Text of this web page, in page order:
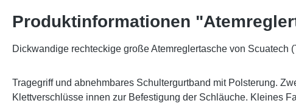
Produktinformationen
Dickwandige rechteckige große Atemreglertasche von Scuatech
Tragegriff und abnehmbares Schultergurtband mit Polsterung.
Klettverschlüsse innen zur Befestigung der Schläuche. Kleines